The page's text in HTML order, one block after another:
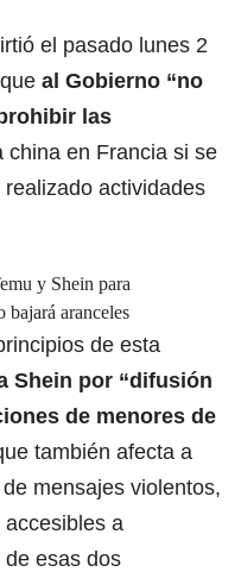
el pasado lunes 2
al Gobierno “no
las
china en Francia si se
actividades
y Shein para
bajará aranceles
de esta
Shein por “difusión
de menores de
también afecta a
mensajes violentos,
a
de esas dos